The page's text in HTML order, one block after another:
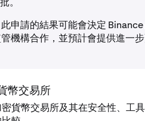
申請的結果可能會決定 Binance
機構合作，並預計會提供進一步
幣交易所
貨幣交易所及其在安全性、工